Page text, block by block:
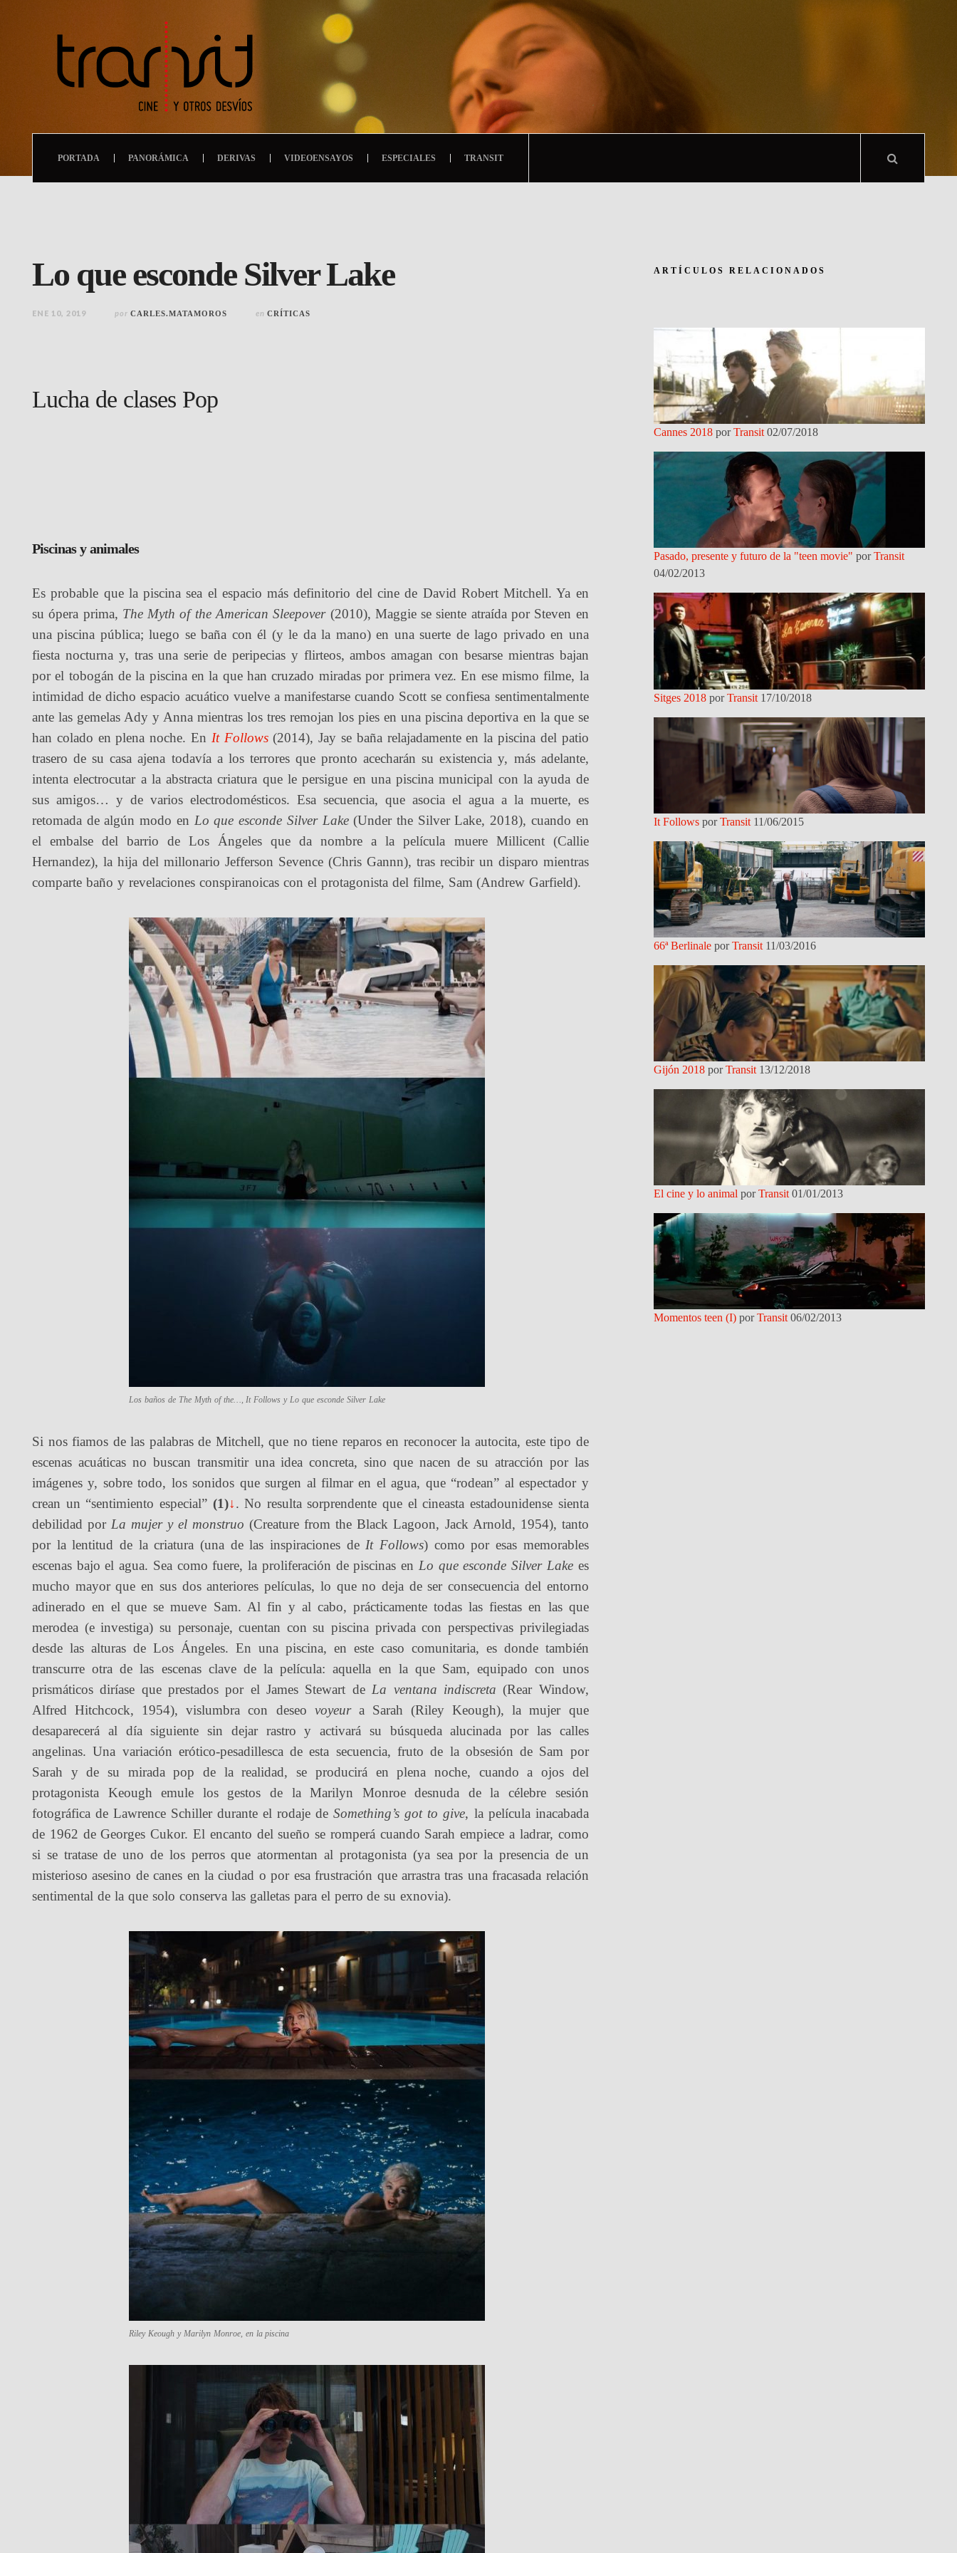
PORTADA PANORÁMICA DERIVAS VIDEOENSAYOS ESPECIALES TRANSIT
Lo que esconde Silver Lake
ENE 10, 2019 por CARLES.MATAMOROS en CRÍTICAS
Lucha de clases Pop
Piscinas y animales
Es probable que la piscina sea el espacio más definitorio del cine de David Robert Mitchell. Ya en
su ópera prima, The Myth of the American Sleepover(2010), Maggie se siente atraída por Steven en
una piscina pública; luego se baña con él (y le da la mano) en una suerte de lago privado en una
fiesta nocturna y, tras una serie de peripecias y flirteos, ambos amagan con besarse mientras bajan
por el tobogán de la piscina en la que han cruzado miradas por primera vez. En ese mismo filme, la
intimidad de dicho espacio acuático vuelve a manifestarse cuando Scott se confiesa sentimentalmente
ante las gemelas Ady y Anna mientras los tres remojan los pies en una piscina deportiva en la que se
han colado en plena noche. En It Follows(2014), Jay se baña relajadamente en la piscina del patio
trasero de su casa ajena todavía a los terrores que pronto acecharán su existencia y, más adelante,
intenta electrocutar a la abstracta criatura que le persigue en una piscina municipal con la ayuda de
sus amigos… y de varios electrodomésticos. Esa secuencia, que asocia el agua a la muerte, es
retomada de algún modo en Lo que esconde Silver Lake(Under the Silver Lake, 2018), cuando en
el embalse del barrio de Los Ángeles que da nombre a la película muere Millicent (Callie
Hernandez), la hija del millonario Jefferson Sevence (Chris Gannn), tras recibir un disparo mientras
comparte baño y revelaciones conspiranoicas con el protagonista del filme, Sam (Andrew Garfield).
Los baños de The Myth of the…,It Follows yLo que esconde Silver Lake
Si nos fiamos de las palabras de Mitchell, que no tiene reparos en reconocer la autocita, este tipo de
escenas acuáticas no buscan transmitir una idea concreta, sino que nacen de su atracción por las
imágenes y, sobre todo, los sonidos que surgen al filmar en el agua, que “rodean” al espectador y
crean un “sentimiento especial” (1)↓. No resulta sorprendente que el cineasta estadounidense sienta
debilidad por La mujer y el monstruo (Creature from the Black Lagoon, Jack Arnold, 1954), tanto
por la lentitud de la criatura (una de las inspiraciones de It Follows) como por esas memorables
escenas bajo el agua. Sea como fuere, la proliferación de piscinas en Lo que esconde Silver Lake es
mucho mayor que en sus dos anteriores películas, lo que no deja de ser consecuencia del entorno
adinerado en el que se mueve Sam. Al fin y al cabo, prácticamente todas las fiestas en las que
merodea (e investiga) su personaje, cuentan con su piscina privada con perspectivas privilegiadas
desde las alturas de Los Ángeles. En una piscina, en este caso comunitaria, es donde también
transcurre otra de las escenas clave de la película: aquella en la que Sam, equipado con unos
prismáticos diríase que prestados por el James Stewart de La ventana indiscreta (Rear Window,
Alfred Hitchcock, 1954), vislumbra con deseo voyeura Sarah (Riley Keough), la mujer que
desaparecerá al día siguiente sin dejar rastro y activará su búsqueda alucinada por las calles
angelinas. Una variación erótico-pesadillesca de esta secuencia, fruto de la obsesión de Sam por
Sarah y de su mirada pop de la realidad, se producirá en plena noche, cuando a ojos del
protagonista Keough emule los gestos de la Marilyn Monroe desnuda de la célebre sesión
fotográfica de Lawrence Schiller durante el rodaje deSomething’s got to give, la película inacabada
de 1962 de Georges Cukor. El encanto del sueño se romperá cuando Sarah empiece a ladrar, como
si se tratase de uno de los perros que atormentan al protagonista (ya sea por la presencia de un
misterioso asesino de canes en la ciudad o por esa frustración que arrastra tras una fracasada relación
sentimental de la que solo conserva las galletas para el perro de su exnovia).
Riley Keough y Marilyn Monroe, en la piscina
ARTÍCULOS RELACIONADOS
Cannes 2018porTransit 02/07/2018
Pasado, presente y futuro de la "teen movie" porTransit
04/02/2013
Sitges 2018porTransit 17/10/2018
It FollowsporTransit 11/06/2015
66ª BerlinaleporTransit 11/03/2016
Gijón 2018porTransit 13/12/2018
El cine y lo animal porTransit 01/01/2013
Momentos teen (I)porTransit 06/02/2013